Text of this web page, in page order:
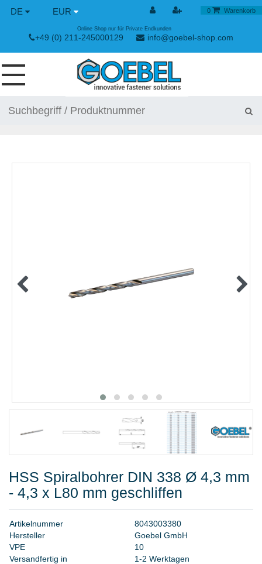
DE EUR 0 Warenkorb
+49 (0) 211-245000129 info@goebel-shop.com
Online Shop nur für Private Endkunden
SCHRAUBEN
KLEBEN UND DICHTEN
FAQ - Häufig gestellte Fragen
HSS Spiralbohrer DIN 338 Ø 4,3 mm
- 4,3 x L80 mm geschliffen
Artikelnummer 8043003380
Hersteller Goebel GmbH
VPE 10
Versandfertig in
1-2 Werktagen